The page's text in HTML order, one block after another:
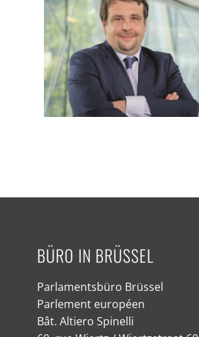
BÜRO IN BRÜSSEL
Parlamentsbüro Brüssel
Parlement européen
Bât. Altiero Spinelli